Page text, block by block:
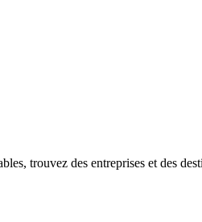
trouvez des entreprises et des